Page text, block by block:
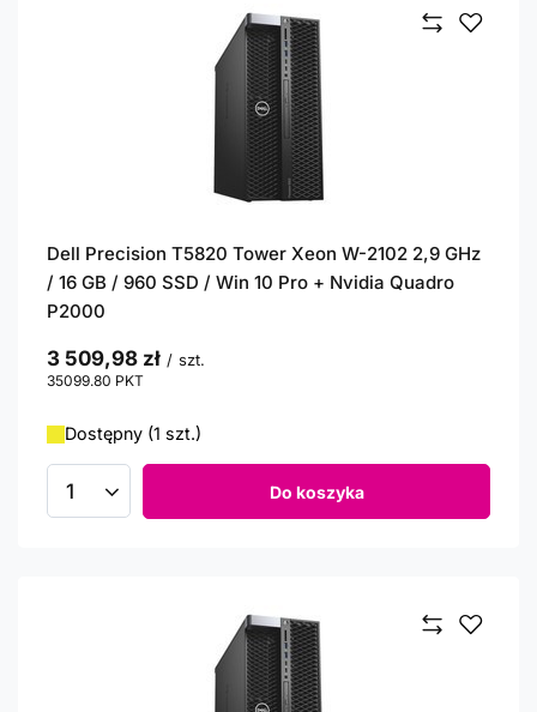
Dell Precision T5820 Tower Xeon W-2102 2,9 GHz
/ 16 GB / 960 SSD / Win 10 Pro + Nvidia Quadro
P2000
3 509,98 zł / szt.
35099.80 PKT
Dostępny (1 szt.)
Ilość produktów Do koszyka